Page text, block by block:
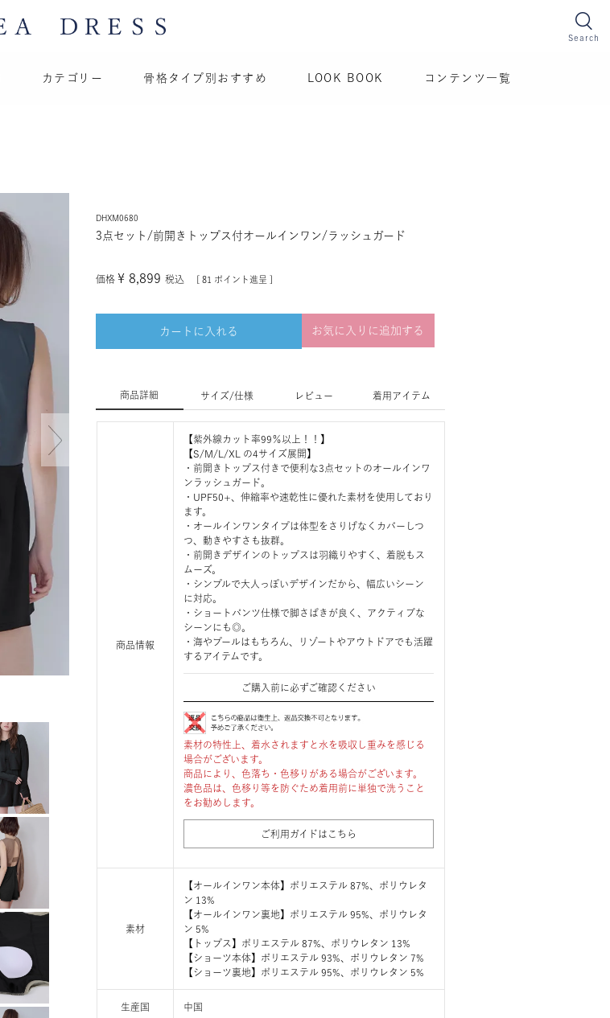
Search
カテゴリー 骨格タイプ別おすすめ LOOK BOOK コンテンツ一覧
DHXM0680
3点セット/前開きトップス付オールインワン/ラッシュガード
価格 ¥ 8,899 税込 81 ポイント進呈 ]
カートに入れる お気に入りに追加する
商品詳細 サイズ/仕様 レビュー 着用アイテム
商品情報
【紫外線カット率99％以上！！】
【S/M/L/XL の4サイズ展開】
・前開きトップス付きで便利な3点セットのオールインワ
ンラッシュガード。
・UPF50+、伸縮率や速乾性に優れた素材を使用しており
ます。
・オールインワンタイプは体型をさりげなくカバーしつ
つ、動きやすさも抜群。
・前開きデザインのトップスは羽織りやすく、着脱もス
ムーズ。
・シンプルで大人っぽいデザインだから、幅広いシーン
に対応。
・ショートパンツ仕様で脚さばきが良く、アクティブな
シーンにも◎。
・海やプールはもちろん、リゾートやアウトドアでも活躍
するアイテムです。
ご購入前に必ずご確認ください
素材の特性上、着水されますと水を吸収し重みを感じる
場合がございます。
商品により、色落ち・色移りがある場合がございます。
濃色品は、色移り等を防ぐため着用前に単独で洗うこと
をお勧めします。
ご利用ガイドはこちら
素材
【オールインワン本体】ポリエステル 87%、ポリウレタ
ン 13%
【オールインワン裏地】ポリエステル 95%、ポリウレタ
ン 5%
【トップス】ポリエステル 87%、ポリウレタン 13%
【ショーツ本体】ポリエステル 93%、ポリウレタン 7%
【ショーツ裏地】ポリエステル 95%、ポリウレタン 5%
生産国 中国